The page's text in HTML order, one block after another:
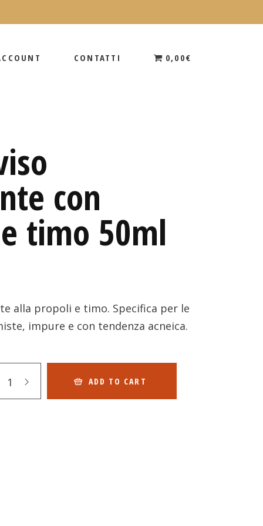
CONTATTI 0,00€
con
timo 50ml
alla propoli e timo. Specifica per le
impure e con tendenza acneica.
ADD TO CART